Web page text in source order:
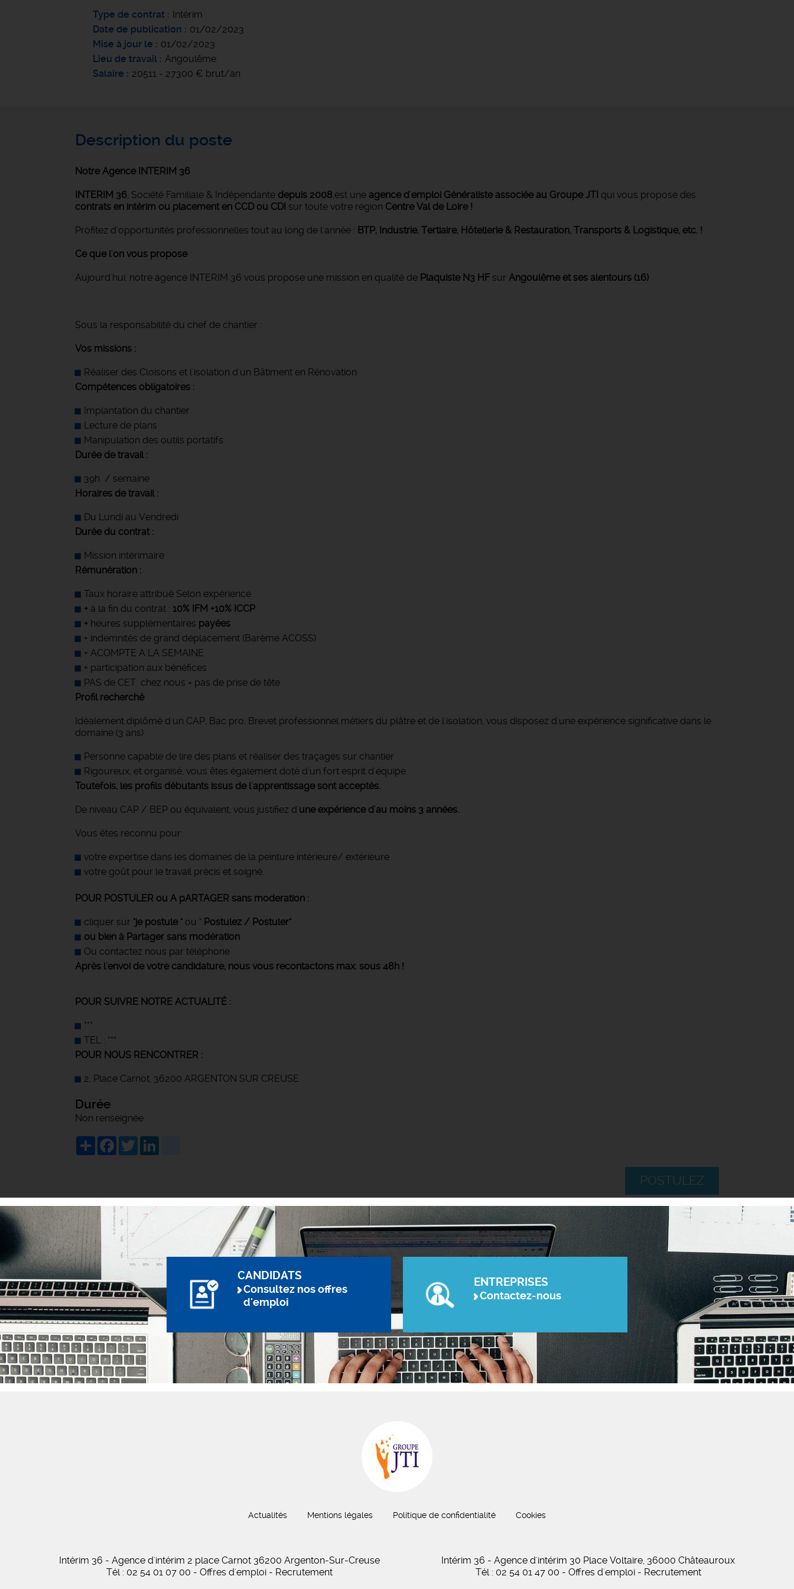
Type de contrat
Intérim
Date de publication
01/02/2023
Mise à jour le
01/02/2023
Lieu de travail
Angoulême
Salaire
20511 - 27300 € brut/an
Description du poste
Notre Agence INTERIM 36
INTERIM 36, Société Familiale & Indépendante depuis 2008,est une agence d'emploi Généraliste associée au Groupe JTI qui vous propose des
contrats en intérim ou placement en CCD ou CDI sur toute votre région Centre Val de Loire !
Profitez d'opportunités professionnelles tout au long de l'année : BTP, Industrie, Tertiaire, Hôtellerie & Restauration, Transports & Logistique, etc. !
Ce que l'on vous propose
Aujourd'hui, notre agence INTERIM 36 vous propose une mission en qualité de Plaquiste N3 HFsur Angoulême et ses alentours (16)
Sous la responsabilité du chef de chantier :
Vos missions :
Réaliser des Cloisons et l'isolation d'un Bâtiment en Rénovation
Compétences obligatoires :
Implantation du chantier
Lecture de plans
Manipulation des outils portatifs
Durée de travail :
39h / semaine
Horaires de travail :
Du Lundi au Vendredi
Durée du contrat :
Mission intérimaire
Rémunération :
Taux horaire attribué Selon expérience
+ à la fin du contrat : 10% IFM +10% ICCP
+ heures supplémentaires payées
+ indemnités de grand déplacement (Barème ACOSS)
+ ACOMPTE A LA SEMAINE
+ participation aux bénéfices
PAS de CET chez nous = pas de prise de tête
Profil recherché
Idéalement diplômé d'un CAP, Bac pro, Brevet professionnel métiers du plâtre et de l'isolation, vous disposez d'une expérience significative dans le
domaine (3 ans)
Personne capable de lire des plans et réaliser des traçages sur chantier
Rigoureux, et organisé, vous êtes également doté d'un fort esprit d'équipe.
Toutefois, les profils débutants issus de l'apprentissage sont acceptés.
De niveau CAP / BEP ou équivalent, vous justifiez d'une expérience d'au moins 3 années.
Vous êtes reconnu pour:
votre expertise dans les domaines de la peinture intérieure/ extérieure
votre goût pour le travail précis et soigné.
POUR POSTULER ou A pARTAGER sans moderation :
cliquer sur "je postule " ou " Postulez / Postuler"
ou bien à Partager sans modération
Ou contactez nous par téléphone
Après l'envoi de votre candidature, nous vous recontactons max. sous 48h !
POUR SUIVRE NOTRE ACTUALITÉ :
***
TEL : ***
POUR NOUS RENCONTRER :
2, Place Carnot, 36200 ARGENTON SUR CREUSE
Durée
Non renseignée
ShareFacebook
Twitter
POSTULEZ
CANDIDATS
Consultez nos offres
d'emploi
ENTREPRISES
Contactez-nous
Actualités Mentions légales Politique de confidentialité Cookies
Intérim 36 - Agence d'intérim 2 place Carnot 36200 Argenton-Sur-Creuse
Tél : 02 54 01 07 00 - Offres d'emploi - Recrutement
Intérim 36 - Agence d'intérim 30 Place Voltaire, 36000 Châteauroux
Tél : 02 54 01 47 00 - Offres d'emploi - Recrutement